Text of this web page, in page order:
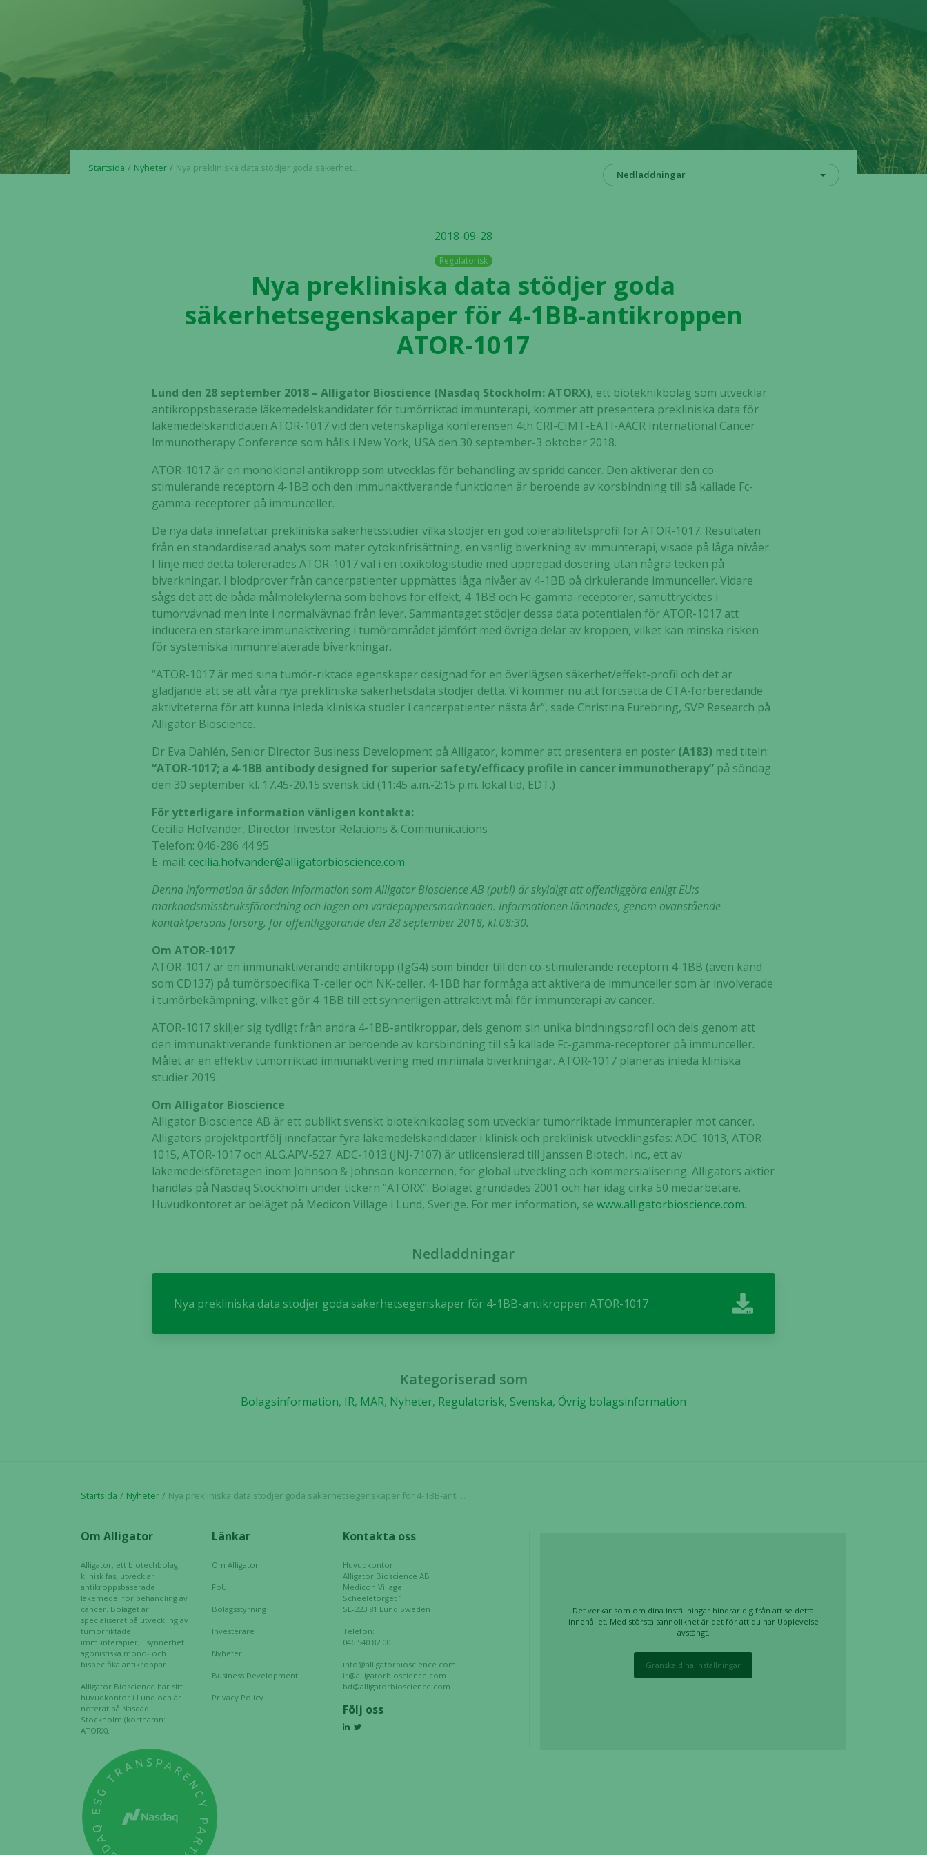
Startsida Nyheter Nya prekliniska data stödjer goda säkerhetsegenskaper för 4-1BB-antikroppen ATOR-1017
Nedladdningar
2018-09-28
Regulatorisk
Nya prekliniska data stödjer goda
säkerhetsegenskaper för 4-1BB-antikroppen
ATOR-1017
Lund den 28 september 2018 – Alligator Bioscience (Nasdaq Stockholm: ATORX), ett bioteknikbolag som utvecklar
antikroppsbaserade läkemedelskandidater för tumörriktad immunterapi, kommer att presentera prekliniska data för
läkemedelskandidaten ATOR-1017 vid den vetenskapliga konferensen 4th CRI-CIMT-EATI-AACR International Cancer
lmmunotherapy Conference som hålls i New York, USA den 30 september-3 oktober 2018.
ATOR-1017 är en monoklonal antikropp som utvecklas för behandling av spridd cancer. Den aktiverar den co-
stimulerande receptorn 4-1BB och den immunaktiverande funktionen är beroende av korsbindning till så kallade Fc-
gamma-receptorer på immunceller.
De nya data innefattar prekliniska säkerhetsstudier vilka stödjer en god tolerabilitetsprofil för ATOR-1017. Resultaten
från en standardiserad analys som mäter cytokinfrisättning, en vanlig biverkning av immunterapi, visade på låga nivåer.
I linje med detta tolererades ATOR-1017 väl i en toxikologistudie med upprepad dosering utan några tecken på
biverkningar. I blodprover från cancerpatienter uppmättes låga nivåer av 4-1BB på cirkulerande immunceller. Vidare
sågs det att de båda målmolekylerna som behövs för effekt, 4-1BB och Fc-gamma-receptorer, samuttrycktes i
tumörvävnad men inte i normalvävnad från lever. Sammantaget stödjer dessa data potentialen för ATOR-1017 att
inducera en starkare immunaktivering i tumörområdet jämfört med övriga delar av kroppen, vilket kan minska risken
för systemiska immunrelaterade biverkningar.
“ATOR-1017 är med sina tumör-riktade egenskaper designad för en överlägsen säkerhet/effekt-profil och det är
glädjande att se att våra nya prekliniska säkerhetsdata stödjer detta. Vi kommer nu att fortsätta de CTA-förberedande
aktiviteterna för att kunna inleda kliniska studier i cancerpatienter nästa år”, sade Christina Furebring, SVP Research på
Alligator Bioscience.
Dr Eva Dahlén, Senior Director Business Development på Alligator, kommer att presentera en poster (A183) med titeln:
“ATOR-1017; a 4-1BB antibody designed for superior safety/efficacy profile in cancer immunotherapy” på söndag
den 30 september kl. 17.45-20.15 svensk tid (11:45 a.m.-2:15 p.m. lokal tid, EDT.)
För ytterligare information vänligen kontakta:
Cecilia Hofvander, Director Investor Relations & Communications
Telefon: 046-286 44 95
E-mail:cecilia.hofvander@alligatorbioscience.com
Denna information är sådan information som Alligator Bioscience AB (publ) är skyldigt att offentliggöra enligt EU:s
marknadsmissbruksförordning och lagen om värdepappersmarknaden. Informationen lämnades, genom ovanstående
kontaktpersons försorg, för offentliggörande den 28 september 2018, kl.08:30.
Om ATOR-1017
ATOR-1017 är en immunaktiverande antikropp (IgG4) som binder till den co-stimulerande receptorn 4-1BB (även känd
som CD137) på tumörspecifika T-celler och NK-celler. 4-1BB har förmåga att aktivera de immunceller som är involverade
i tumörbekämpning, vilket gör 4-1BB till ett synnerligen attraktivt mål för immunterapi av cancer.
ATOR-1017 skiljer sig tydligt från andra 4-1BB-antikroppar, dels genom sin unika bindningsprofil och dels genom att
den immunaktiverande funktionen är beroende av korsbindning till så kallade Fc-gamma-receptorer på immunceller.
Målet är en effektiv tumörriktad immunaktivering med minimala biverkningar. ATOR-1017 planeras inleda kliniska
studier 2019.
Om Alligator Bioscience
Alligator Bioscience AB är ett publikt svenskt bioteknikbolag som utvecklar tumörriktade immunterapier mot cancer.
Alligators projektportfölj innefattar fyra läkemedelskandidater i klinisk och preklinisk utvecklingsfas: ADC-1013, ATOR-
1015, ATOR-1017 och ALG.APV-527. ADC-1013 (JNJ-7107) är utlicensierad till Janssen Biotech, Inc., ett av
läkemedelsföretagen inom Johnson & Johnson-koncernen, för global utveckling och kommersialisering. Alligators aktier
handlas på Nasdaq Stockholm under tickern ”ATORX”. Bolaget grundades 2001 och har idag cirka 50 medarbetare.
Huvudkontoret är beläget på Medicon Village i Lund, Sverige. För mer information, sewww.alligatorbioscience.com.
Nedladdningar
Nya prekliniska data stödjer goda säkerhetsegenskaper för 4-1BB-antikroppen ATOR-1017
Kategoriserad som
Bolagsinformation, IR, MAR, Nyheter, Regulatorisk, Svenska, Övrig bolagsinformation
Startsida Nyheter Nya prekliniska data stödjer goda säkerhetsegenskaper för 4-1BB-antikroppen ATOR-1017
Om Alligator
Alligator, ett biotechbolag i
klinisk fas, utvecklar
antikroppsbaserade
läkemedel för behandling av
cancer. Bolaget är
specialiserat på utveckling av
tumörriktade
immunterapier, i synnerhet
agonistiska mono- och
bispecifika antikroppar.
Alligator Bioscience har sitt
huvudkontor i Lund och är
noterat på Nasdaq
Stockholm (kortnamn:
ATORX).
Länkar
Om Alligator
FoU
Bolagsstyrning
Investerare
Nyheter
Business Development
Privacy Policy
Kontakta oss
Huvudkontor
Alligator Bioscience AB
Medicon Village
Scheeletorget 1
SE-223 81 Lund Sweden
Telefon:
046 540 82 00
info@alligatorbioscience.com
ir@alligatorbioscience.com
bd@alligatorbioscience.com
Följ oss
Det verkar som om dina inställningar hindrar dig från att se detta
innehållet. Med största sannolikhet är det för att du har Upplevelse
avstängt.
Granska dina inställningar
går inte att
välja bort. De
behövs för
att hemsidan
över huvud
taget ska
Statistik
förbättra
uppbyggnad,
baserat på
hur hemsidan